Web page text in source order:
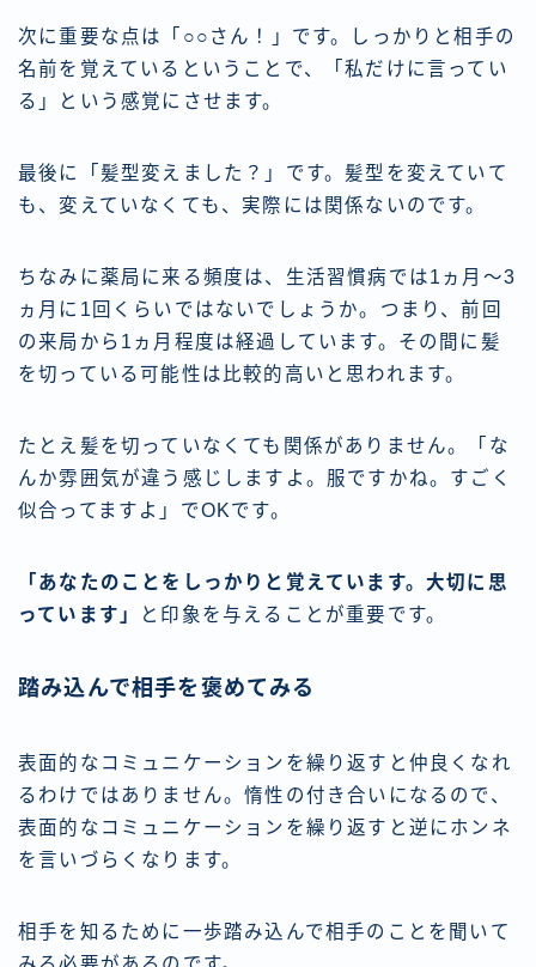
次に重要な点は「○○さん！」です。しっかりと相手の
名前を覚えているということで、「私だけに言ってい
る」という感覚にさせます。
最後に「髪型変えました？」です。髪型を変えていて
も、変えていなくても、実際には関係ないのです。
ちなみに薬局に来る頻度は、生活習慣病では1ヵ月～3
ヵ月に1回くらいではないでしょうか。つまり、前回
の来局から1ヵ月程度は経過しています。その間に髪
を切っている可能性は比較的高いと思われます。
たとえ髪を切っていなくても関係がありません。「な
んか雰囲気が違う感じしますよ。服ですかね。すごく
似合ってますよ」でOKです。
「あなたのことをしっかりと覚えています。大切に思
っています」
と印象を与えることが重要です。
踏み込んで相手を褒めてみる
表面的なコミュニケーションを繰り返すと仲良くなれ
るわけではありません。惰性の付き合いになるので、
表面的なコミュニケーションを繰り返すと逆にホンネ
を言いづらくなります。
相手を知るために一歩踏み込んで相手のことを聞いて